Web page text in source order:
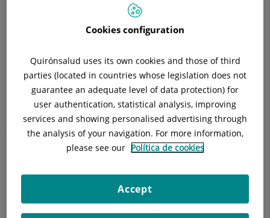
Divendres de 08:00 h a 15:00 h. Hospital de dia: de
dilluns a divendres de 08:00 h a 14:00 h
Carrer Londres, 38, 5ª Planta
Especialitat:Oncologia
Descripció Equip Mèdic Ubicació i Horaris
Les tècniques i tractaments que s'apliquen estan
consensuades en els diferents protocols elaborats pels
Cookies configuration
Quirónsalud uses its own cookies and those of third
parties (located in countries whose legislation does not
guarantee an adequate level of data protection) for
user authentication, statistical analysis, improving
services and showing personalised advertising through
the analysis of your navigation. For more information,
please see our Política de cookies
Accept